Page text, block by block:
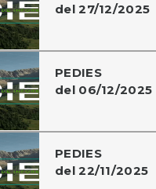
del 27/12/2025
PEDIES
del 06/12/2025
PEDIES
del 22/11/2025